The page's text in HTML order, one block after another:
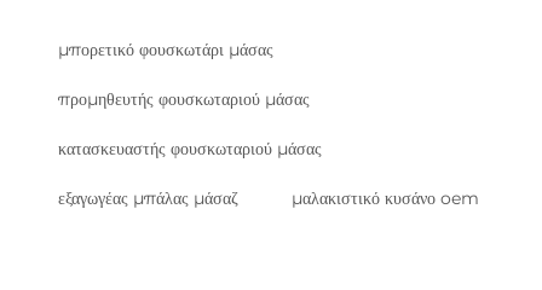
μπορετικό φουσκωτάρι μάσας
προμηθευτής φουσκωταριού μάσας
κατασκευαστής φουσκωταριού μάσας
εξαγωγέας μπάλας μάσαζ μαλακιστικό κυσάνο oem